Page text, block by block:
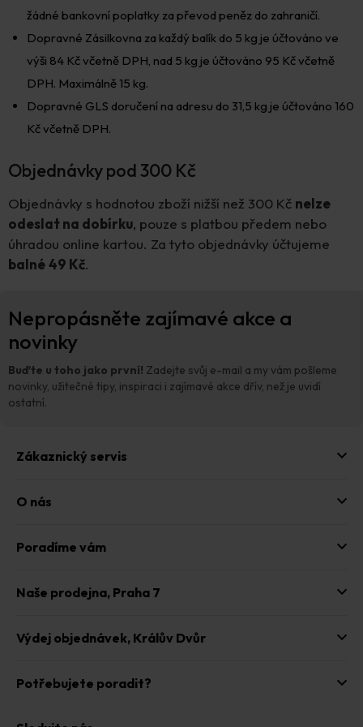
žádné bankovní poplatky za převod peněz do zahraničí.
Dopravné Zásilkovna za každý balík do 5 kg je účtováno ve
výši 84 Kč včetně DPH, nad 5 kg je účtováno 95 Kč včetně
DPH. Maximálně 15 kg.
Dopravné GLS doručení na adresu do 31,5 kg je účtováno 160
Kč včetně DPH.
Objednávky pod 300 Kč
Objednávky s hodnotou zboží nižší než 300 Kč nelze
odeslat na dobírku, pouze s platbou předem nebo
úhradou online kartou. Za tyto objednávky účtujeme
balné49 Kč.
Nepropásněte zajímavé akce a
novinky
Buďte u toho jako první! Zadejte svůj e-mail a my vám pošleme
novinky, užitečné tipy, inspiraci i zajímavé akce dřív, než je uvidí
ostatní.
Zákaznický servis
O nás
Poradíme vám
Naše prodejna, Praha 7
Výdej objednávek, Králův Dvůr
Potřebujete poradit?